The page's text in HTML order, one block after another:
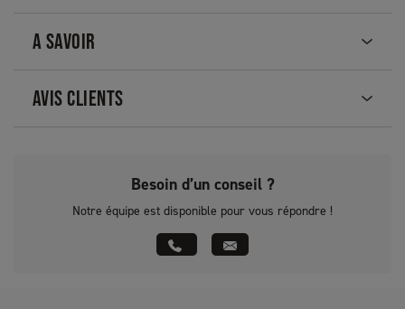
A SAVOIR
AVIS CLIENTS
Besoin d’un conseil ?
Notre équipe est disponible pour vous répondre !